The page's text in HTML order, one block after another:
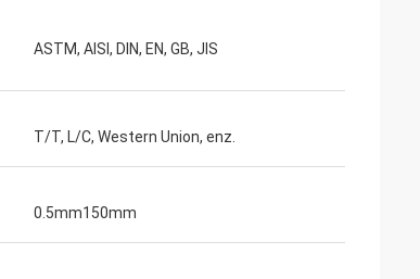
ASTM, AISI, DIN, EN, GB, JIS
T/T, L/C, Western Union, enz.
0.5mm150mm